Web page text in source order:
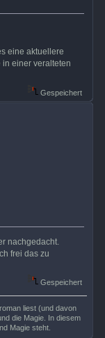
eine aktuellere
einer veralteten
Gespeichert
nachgedacht.
frei das zu
Gespeichert
liest (und davon
die Magie. In diesem
Magie steht.